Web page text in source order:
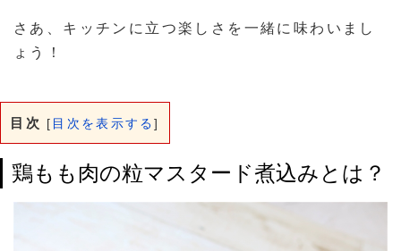
さあ、キッチンに立つ楽しさを一緒に味わいまし
ょう！
目次 [ 目次を表示する]
鶏もも肉の粒マスタード煮込みとは？